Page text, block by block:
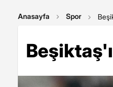
Anasayfa Spor